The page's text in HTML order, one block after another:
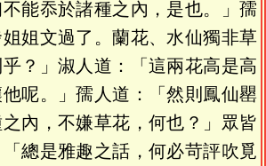
能忝於諸種之內，是也。」孺
姐文過了。蘭花、水仙獨非草
？」淑人道：「這兩花高是高
呢。」孺人道：「然則鳳仙罌
內，不嫌草花，何也？」眾皆
總是雅趣之話，何必苛評吹覓